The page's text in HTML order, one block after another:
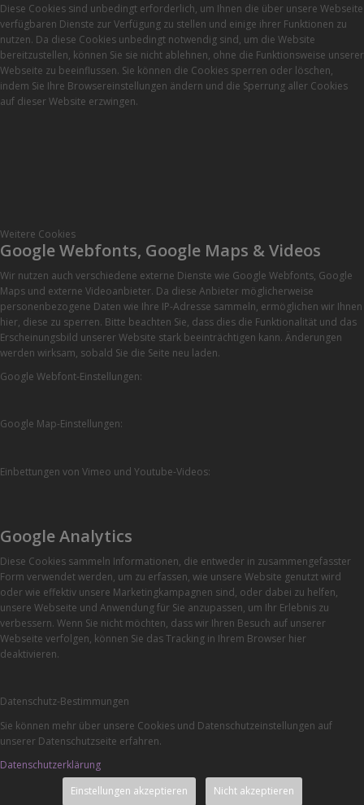
Diese Cookies sind unbedingt erforderlich, um Ihnen die über unsere Webseite
verfügbaren Dienste zur Verfügung zu stellen und einige ihrer Funktionen zu
nutzen. Da diese Cookies unbedingt notwendig sind, um die Website
bereitzustellen, können Sie sie nicht ablehnen, ohne die Funktionsweise unserer
Webseite zu beeinflussen. Sie können die Cookies sperren oder löschen,
indem Sie Ihre Browsereinstellungen ändern und die Sperrung aller Cookies
auf dieser Website erzwingen.
Weitere Cookies
Google Webfonts, Google Maps & Videos
Wir nutzen auch verschiedene externe Dienste wie Google Webfonts, Google
Maps und externe Videoanbieter. Da diese Anbieter möglicherweise
personenbezogene Daten wie Ihre IP-Adresse sammeln, ermöglichen wir Ihnen
hier, diese zu sperren. Bitte beachten Sie, dass dies die Funktionalität und das
Erscheinungsbild unserer Website stark beeinträchtigen kann. Änderungen
werden wirksam, sobald Sie die Seite neu laden.
Google Webfont-Einstellungen:
Google Map-Einstellungen:
Einbettungen von Vimeo und Youtube-Videos:
Google Analytics
Diese Cookies sammeln Informationen, die entweder in zusammengefasster
Form verwendet werden, um zu erfassen, wie unsere Website genutzt wird
oder wie effektiv unsere Marketingkampagnen sind, oder dabei zu helfen,
unsere Webseite und Anwendung für Sie anzupassen, um Ihr Erlebnis zu
verbessern. Wenn Sie nicht möchten, dass wir Ihren Besuch auf unserer
Webseite verfolgen, können Sie das Tracking in Ihrem Browser hier
deaktivieren.
Datenschutz-Bestimmungen
Sie können mehr über unsere Cookies und Datenschutzeinstellungen auf
unserer Datenschutzseite erfahren.
Datenschutzerklärung
Einstellungen akzeptieren
Nicht akzeptieren